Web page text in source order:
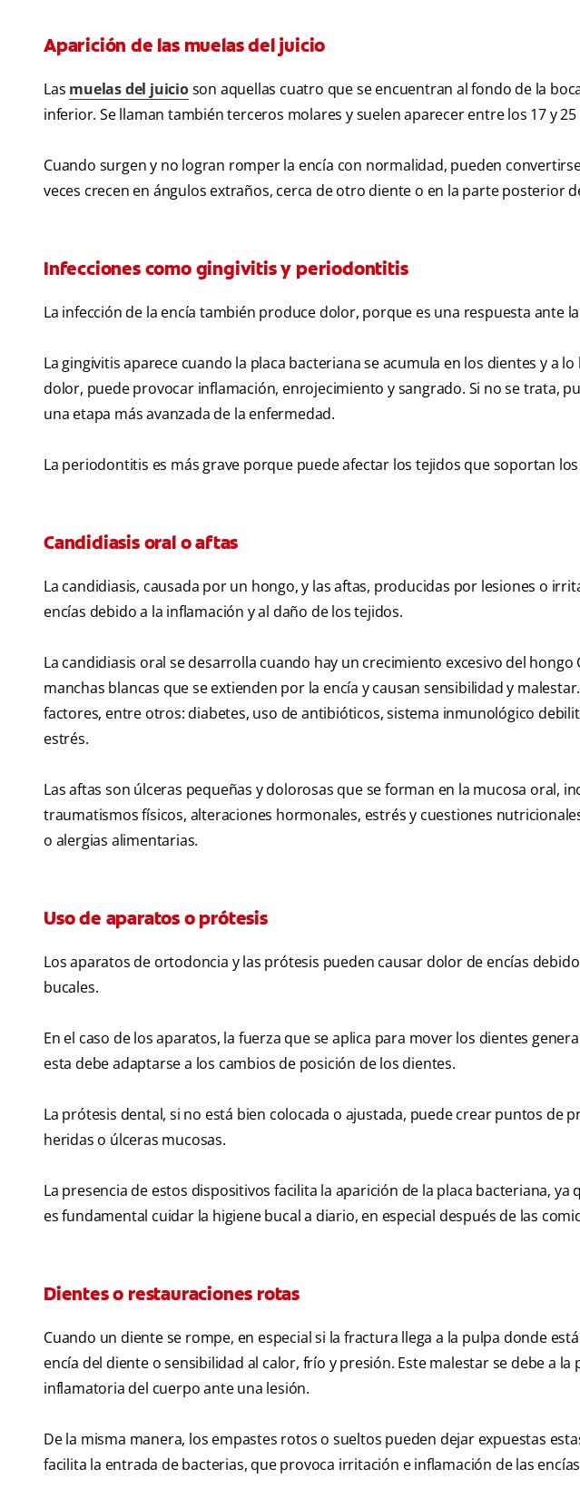
Aparición de las muelas del juicio
Las muelas del juicioson aquellas cuatro que se encuentran al fondo de la
inferior. Se llaman también terceros molares y suelen aparecer entre los 17 y 25
Cuando surgen y no logran romper la encía con normalidad, pueden
veces crecen en ángulos extraños, cerca de otro diente o en la parte posterior
Infecciones como gingivitis y periodontitis
La infección de la encía también produce dolor, porque es una respuesta ante
La gingivitis aparece cuando la placa bacteriana se acumula en los dientes y a
dolor, puede provocar inflamación, enrojecimiento y sangrado. Si no se trata,
una etapa más avanzada de la enfermedad.
La periodontitis es más grave porque puede afectar los tejidos que soportan
Candidiasis oral o aftas
La candidiasis, causada por un hongo, y las aftas, producidas por lesiones o
encías debido a la inflamación y al daño de los tejidos.
La candidiasis oral se desarrolla cuando hay un crecimiento excesivo del
manchas blancas que se extienden por la encía y causan sensibilidad y
factores, entre otros: diabetes, uso de antibióticos, sistema inmunológico
estrés.
Las aftas son úlceras pequeñas y dolorosas que se forman en la mucosa oral,
traumatismos físicos, alteraciones hormonales, estrés y cuestiones
o alergias alimentarias.
Uso de aparatos o prótesis
Los aparatos de ortodoncia y las prótesis pueden causar dolor de encías
bucales.
En el caso de los aparatos, la fuerza que se aplica para mover los dientes
esta debe adaptarse a los cambios de posición de los dientes.
La prótesis dental, si no está bien colocada o ajustada, puede crear puntos de
heridas o úlceras mucosas.
La presencia de estos dispositivos facilita la aparición de la placa bacteriana,
es fundamental cuidar la higiene bucal a diario, en especial después de las
Dientes o restauraciones rotas
Cuando un diente se rompe, en especial si la fractura llega a la pulpa donde
encía del diente o sensibilidad al calor, frío y presión. Este malestar se debe a
inflamatoria del cuerpo ante una lesión.
De la misma manera, los empastes rotos o sueltos pueden dejar expuestas
facilita la entrada de bacterias, que provoca irritación e inflamación de las